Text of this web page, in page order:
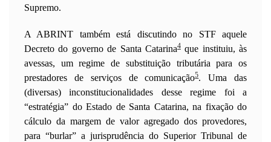
Supremo.
A ABRINT também está discutindo no STF aquele
Decreto do governo de Santa Catarina4que instituiu, às
avessas, um regime de substituição tributária para os
prestadores de serviços de comunicação5. Uma das
(diversas) inconstitucionalidades desse regime foi a
“estratégia” do Estado de Santa Catarina, na fixação do
cálculo da margem de valor agregado dos provedores,
para “burlar” a jurisprudência do Superior Tribunal de